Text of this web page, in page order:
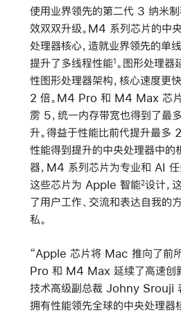
使用业界领先的第二代 3 纳米制
效双双升级。M4 系列芯片的中
处理器核心，造就业界领先的单
提升了多线程性能1 。图形处理器
性图形处理器架构，核心速度更
2 倍。M4 Pro 和 M4 Max 芯
雳 5，统一内存带宽也得到了最
升。得益于性能比前代提升最多
性能得到提升的中央处理器中的
器，M4 系列芯片为专业和 AI 任
这些芯片为 Apple 智能2设计，
了用户工作、交流和表达自我的
私。
“Apple 芯片将 Mac 推向了前
Pro 和 M4 Max 延续了高速创
技术高级副总裁 Johny Srouji
拥有性能领先全球的中央处理器